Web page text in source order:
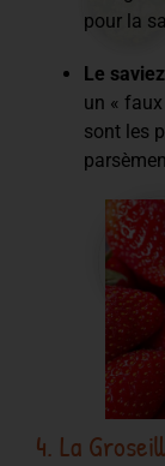
pour la
Le
un «
sont les
4. La